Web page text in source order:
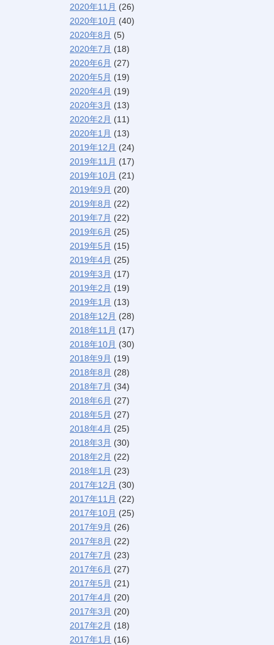
2020年11月 (26)
2020年10月 (40)
2020年8月 (5)
2020年7月 (18)
2020年6月 (27)
2020年5月 (19)
2020年4月 (19)
2020年3月 (13)
2020年2月 (11)
2020年1月 (13)
2019年12月 (24)
2019年11月 (17)
2019年10月 (21)
2019年9月 (20)
2019年8月 (22)
2019年7月 (22)
2019年6月 (25)
2019年5月 (15)
2019年4月 (25)
2019年3月 (17)
2019年2月 (19)
2019年1月 (13)
2018年12月 (28)
2018年11月 (17)
2018年10月 (30)
2018年9月 (19)
2018年8月 (28)
2018年7月 (34)
2018年6月 (27)
2018年5月 (27)
2018年4月 (25)
2018年3月 (30)
2018年2月 (22)
2018年1月 (23)
2017年12月 (30)
2017年11月 (22)
2017年10月 (25)
2017年9月 (26)
2017年8月 (22)
2017年7月 (23)
2017年6月 (27)
2017年5月 (21)
2017年4月 (20)
2017年3月 (20)
2017年2月 (18)
2017年1月 (16)